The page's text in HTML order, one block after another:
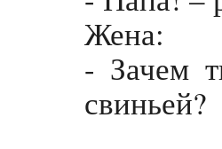
Жена:
- Зачем
свиньей?